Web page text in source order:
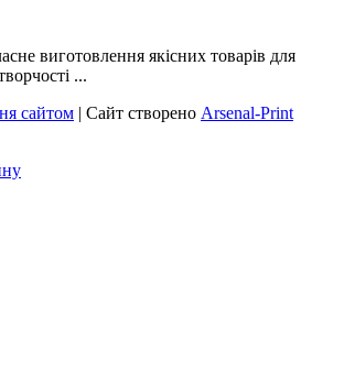
виготовлення якісних товарів для
...
сайтом | Сайт створено Arsenal-Print